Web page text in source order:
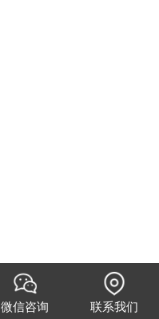
微信咨询 联系我们